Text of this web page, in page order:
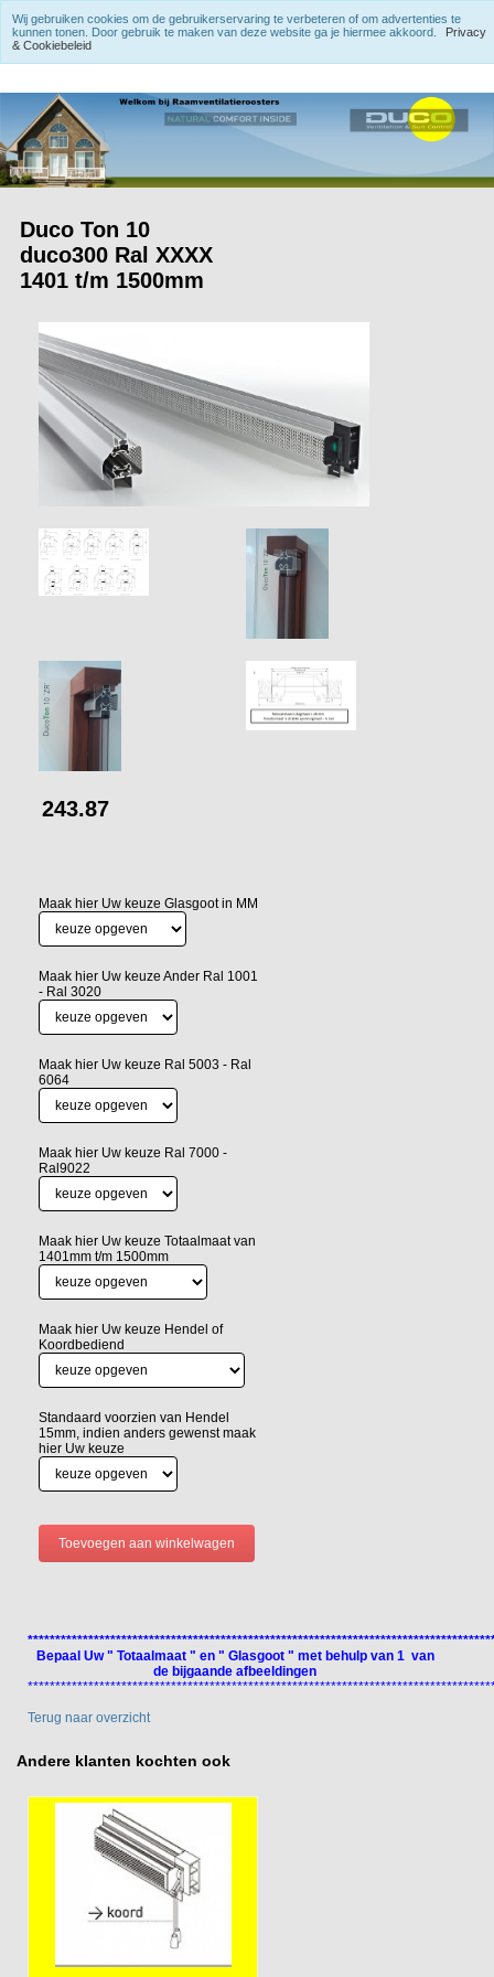
Duco Ton 10
duco300 Ral XXXX
1401 t/m 1500mm
243.87
Maak hier Uw keuze Glasgoot in MM
Maak hier Uw keuze Ander Ral 1001
- Ral 3020
Maak hier Uw keuze Ral 5003 - Ral
6064
Maak hier Uw keuze Ral 7000 -
Ral9022
Maak hier Uw keuze Totaalmaat van
1401mm t/m 1500mm
Maak hier Uw keuze Hendel of
Koordbediend
Standaard voorzien van Hendel
15mm, indien anders gewenst maak
hier Uw keuze
Bepaal Uw " Totaalmaat " en " Glasgoot " met behulp van 1 van
de bijgaande afbeeldingen
Terug naar overzicht
Andere klanten kochten ook
Wij gebruiken cookies om de gebruikerservaring te verbeteren of om advertenties te
kunnen tonen. Door gebruik te maken van deze website ga je hiermee akkoord.
Privacy
& Cookiebeleid